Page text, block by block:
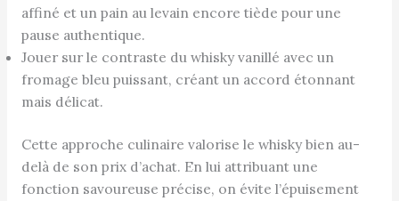
affiné et un pain au levain encore tiède pour une
pause authentique.
Jouer sur le contraste du whisky vanillé avec un
fromage bleu puissant, créant un accord étonnant
mais délicat.
Cette approche culinaire valorise le whisky bien au-
delà de son prix d’achat. En lui attribuant une
fonction savoureuse précise, on évite l’épuisement